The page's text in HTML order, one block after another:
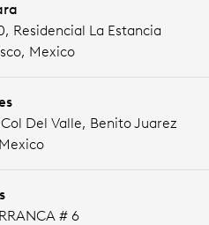
Residencial La Estancia
Mexico
Col Del Valle, Benito Juarez
Mexico
# 6